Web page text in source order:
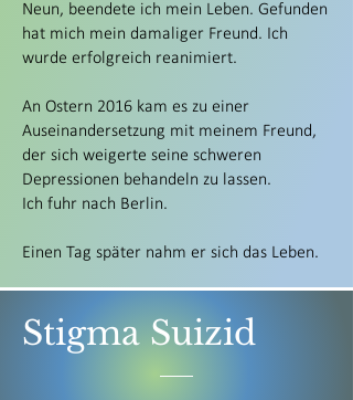
Neun, beendete ich mein Leben. Gefunden
hat mich mein damaliger Freund. Ich
wurde erfolgreich reanimiert.
An Ostern 2016 kam es zu einer
Auseinandersetzung mit meinem Freund,
der sich weigerte seine schweren
Depressionen behandeln zu lassen.
Ich fuhr nach Berlin.
Einen Tag später nahm er sich das Leben.
Stigma Suizid